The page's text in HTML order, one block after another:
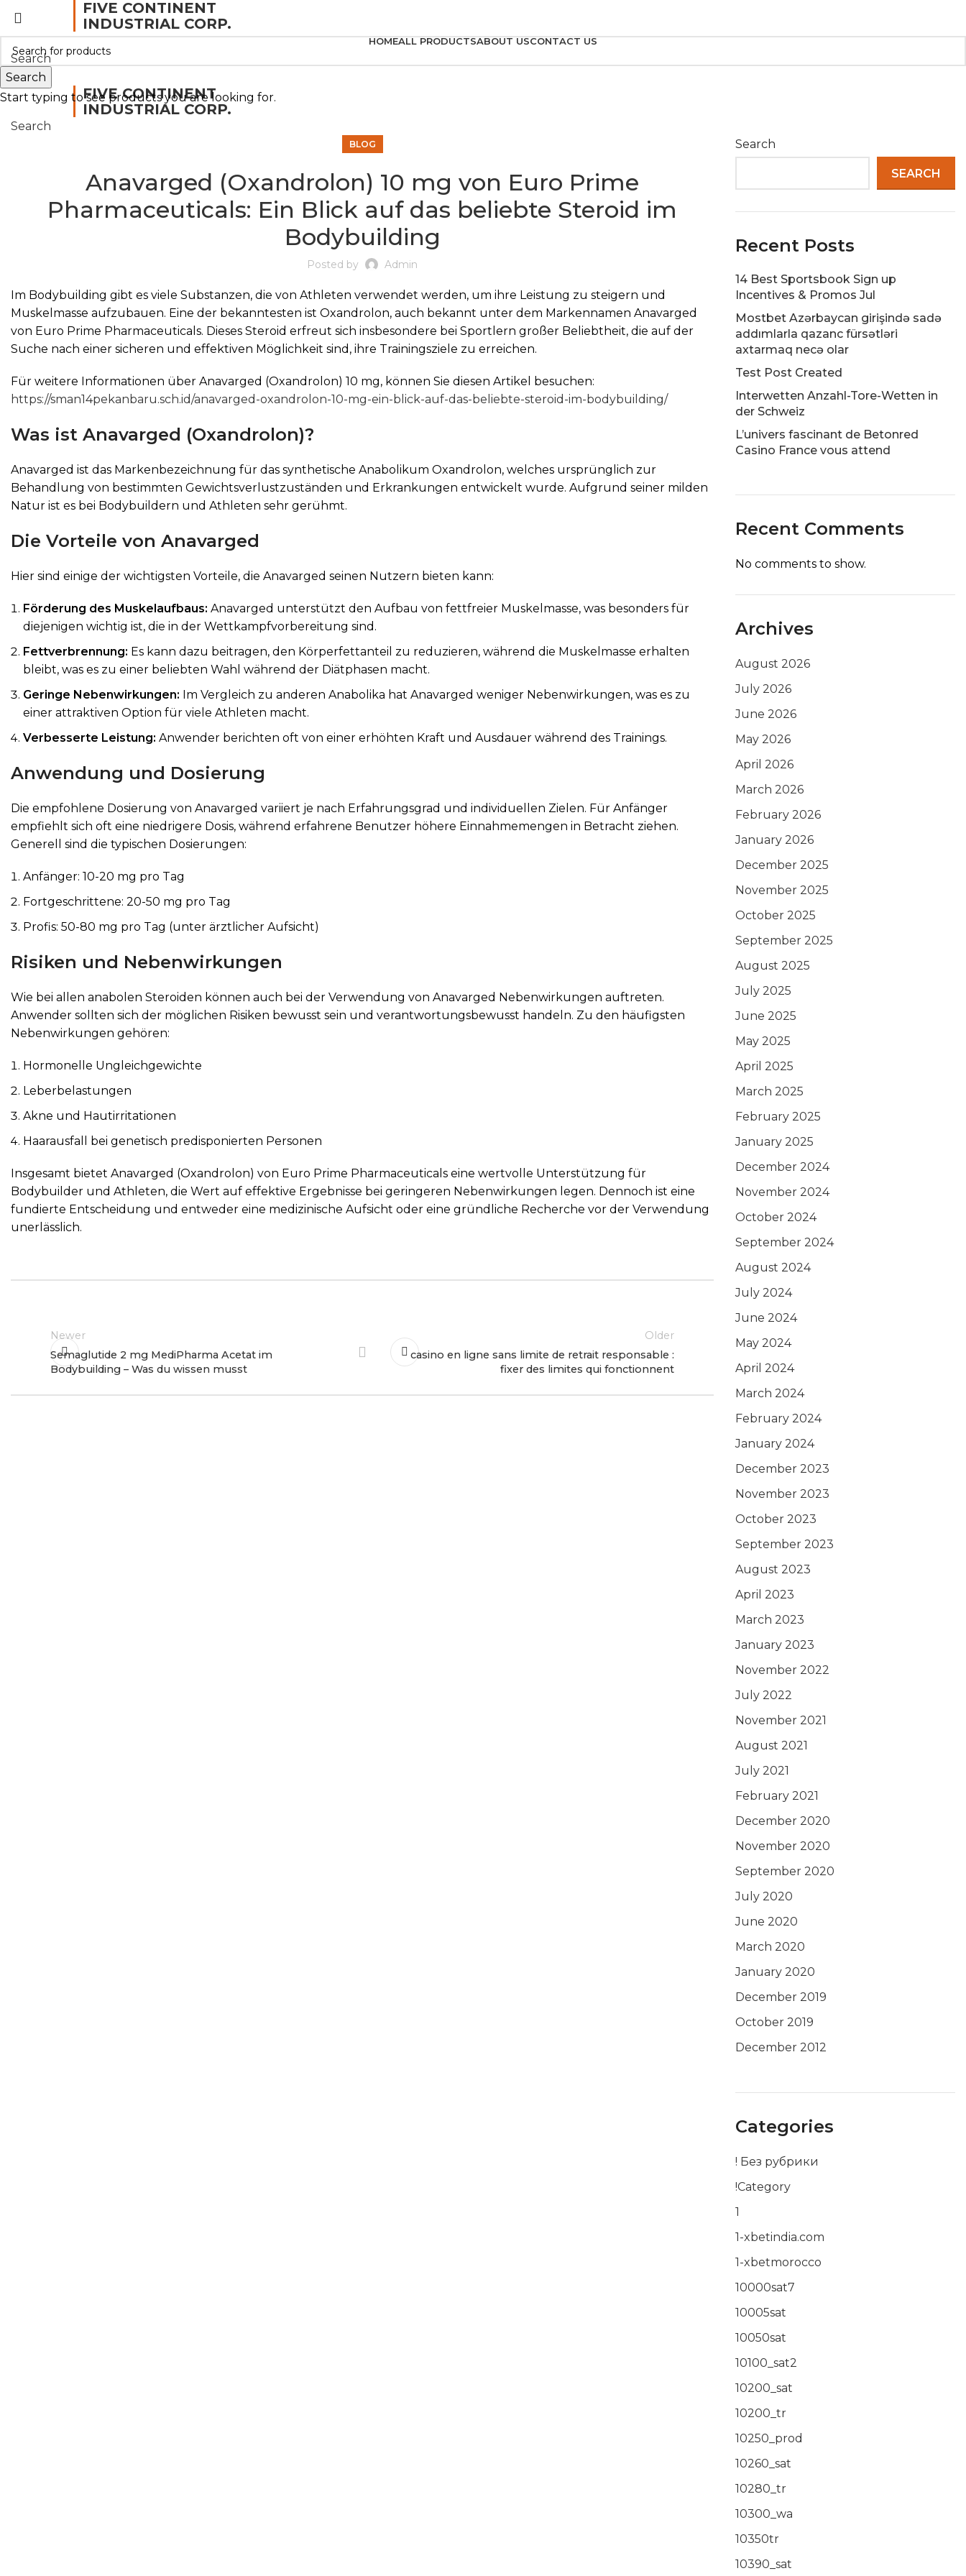
FIVE CONTINENT
INDUSTRIAL CORP.
HOMEALL PRODUCTSABOUT USCONTACT US
Search
Menu
FIVE CONTINENT
INDUSTRIAL CORP.
Search
BLOG
Anavarged (Oxandrolon) 10 mg von Euro Prime
Pharmaceuticals: Ein Blick auf das beliebte Steroid im
Bodybuilding
Posted by Admin
Im Bodybuilding gibt es viele Substanzen, die von Athleten verwendet werden, um ihre Leistung zu steigern und
Muskelmasse aufzubauen. Eine der bekanntesten ist Oxandrolon, auch bekannt unter dem Markennamen Anavarged
von Euro Prime Pharmaceuticals. Dieses Steroid erfreut sich insbesondere bei Sportlern großer Beliebtheit, die auf der
Suche nach einer sicheren und effektiven Möglichkeit sind, ihre Trainingsziele zu erreichen.
Für weitere Informationen über Anavarged (Oxandrolon) 10 mg, können Sie diesen Artikel besuchen:
https://sman14pekanbaru.sch.id/anavarged-oxandrolon-10-mg-ein-blick-auf-das-beliebte-steroid-im-bodybuilding/
Was ist Anavarged (Oxandrolon)?
Anavarged ist das Markenbezeichnung für das synthetische Anabolikum Oxandrolon, welches ursprünglich zur
Behandlung von bestimmten Gewichtsverlustzuständen und Erkrankungen entwickelt wurde. Aufgrund seiner milden
Natur ist es bei Bodybuildern und Athleten sehr gerühmt.
Die Vorteile von Anavarged
Hier sind einige der wichtigsten Vorteile, die Anavarged seinen Nutzern bieten kann:
Förderung des Muskelaufbaus: Anavarged unterstützt den Aufbau von fettfreier Muskelmasse, was besonders für
diejenigen wichtig ist, die in der Wettkampfvorbereitung sind.
Fettverbrennung: Es kann dazu beitragen, den Körperfettanteil zu reduzieren, während die Muskelmasse erhalten
bleibt, was es zu einer beliebten Wahl während der Diätphasen macht.
Geringe Nebenwirkungen: Im Vergleich zu anderen Anabolika hat Anavarged weniger Nebenwirkungen, was es zu
einer attraktiven Option für viele Athleten macht.
Verbesserte Leistung: Anwender berichten oft von einer erhöhten Kraft und Ausdauer während des Trainings.
Anwendung und Dosierung
Die empfohlene Dosierung von Anavarged variiert je nach Erfahrungsgrad und individuellen Zielen. Für Anfänger
empfiehlt sich oft eine niedrigere Dosis, während erfahrene Benutzer höhere Einnahmemengen in Betracht ziehen.
Generell sind die typischen Dosierungen:
Anfänger: 10-20 mg pro Tag
Fortgeschrittene: 20-50 mg pro Tag
Profis: 50-80 mg pro Tag (unter ärztlicher Aufsicht)
Risiken und Nebenwirkungen
Wie bei allen anabolen Steroiden können auch bei der Verwendung von Anavarged Nebenwirkungen auftreten.
Anwender sollten sich der möglichen Risiken bewusst sein und verantwortungsbewusst handeln. Zu den häufigsten
Nebenwirkungen gehören:
Hormonelle Ungleichgewichte
Leberbelastungen
Akne und Hautirritationen
Haarausfall bei genetisch predisponierten Personen
Insgesamt bietet Anavarged (Oxandrolon) von Euro Prime Pharmaceuticals eine wertvolle Unterstützung für
Bodybuilder und Athleten, die Wert auf effektive Ergebnisse bei geringeren Nebenwirkungen legen. Dennoch ist eine
fundierte Entscheidung und entweder eine medizinische Aufsicht oder eine gründliche Recherche vor der Verwendung
unerlässlich.
Newer
Semaglutide 2 mg MediPharma Acetat im
Bodybuilding – Was du wissen musst
Older
casino en ligne sans limite de retrait responsable :
fixer des limites qui fonctionnent
Search
SEARCH
Recent Posts
14 Best Sportsbook Sign up
Incentives & Promos Jul
Mostbet Azərbaycan girişində sadə
addımlarla qazanc fürsətləri
axtarmaq necə olar
Test Post Created
Interwetten Anzahl-Tore-Wetten in
der Schweiz
L’univers fascinant de Betonred
Casino France vous attend
Recent Comments
No comments to show.
Archives
August 2026
July 2026
June 2026
May 2026
April 2026
March 2026
February 2026
January 2026
December 2025
November 2025
October 2025
September 2025
August 2025
July 2025
June 2025
May 2025
April 2025
March 2025
February 2025
January 2025
December 2024
November 2024
October 2024
September 2024
August 2024
July 2024
June 2024
May 2024
April 2024
March 2024
February 2024
January 2024
December 2023
November 2023
October 2023
September 2023
August 2023
April 2023
March 2023
January 2023
November 2022
July 2022
November 2021
August 2021
July 2021
February 2021
December 2020
November 2020
September 2020
July 2020
June 2020
March 2020
January 2020
December 2019
October 2019
December 2012
Categories
! Без рубрики
!Category
1
1-xbetindia.com
1-xbetmorocco
10000sat7
10005sat
10050sat
10100_sat2
10200_sat
10200_tr
10250_prod
10260_sat
10280_tr
10300_wa
10350tr
10390_sat
Search
Start typing to see products you are looking for.